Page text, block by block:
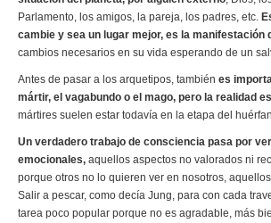
Parlamento, los amigos, la pareja, los padres, etc.
cambie y sea un lugar mejor, es la manifestación
cambios necesarios en su vida esperando de un
Antes de pasar a los arquetipos, también es
mártir, el vagabundo o el mago, pero la realidad
mártires suelen estar todavía en la etapa del
Un verdadero trabajo de consciencia pasa por
emocionales, aquellos aspectos no valorados ni
porque otros no lo quieren ver en nosotros,
Salir a pescar, como decía Jung, para con cada
tarea poco popular porque no es agradable, más